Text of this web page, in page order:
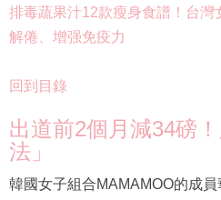
排毒蔬果汁12款瘦身食譜！台灣
解倦、增强免疫力
回到目錄
出道前2個月減34磅
法」
韓國女子組合MAMAMOO的成